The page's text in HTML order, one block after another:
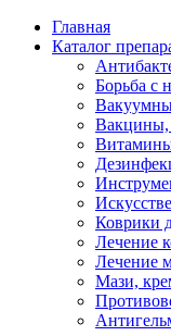
Главная
Каталог
Борьба с
Вакцины,
Коврики
Лечение
Лечение
Мази,